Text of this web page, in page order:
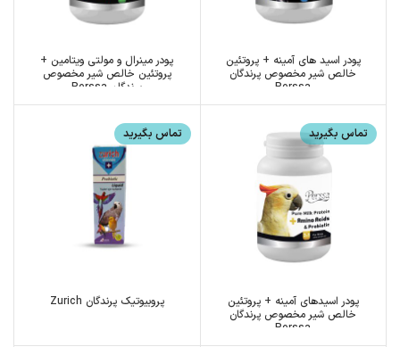
پودر اسید های آمینه + پروتئین
خالص شیر مخصوص پرندگان
Perssa
پودر مینرال و مولتی ویتامین +
پروتئین خالص شیر مخصوص
پرندگان Perssa
تماس بگیرید
پودر اسیدهای آمینه + پروتئین
خالص شیر مخصوص پرندگان
Perssa
تماس بگیرید
پروبیوتیک پرندگان Zurich